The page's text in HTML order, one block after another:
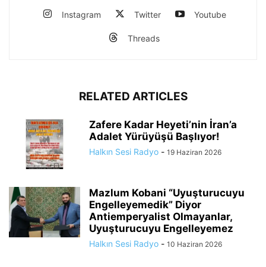
Instagram Twitter Youtube
Threads
RELATED ARTICLES
Zafere Kadar Heyeti’nin İran’a
Adalet Yürüyüşü Başlıyor!
Halkın Sesi Radyo - 19 Haziran 2026
Mazlum Kobani “Uyuşturucuyu
Engelleyemedik” Diyor
Antiemperyalist Olmayanlar,
Uyuşturucuyu Engelleyemez
Halkın Sesi Radyo - 10 Haziran 2026